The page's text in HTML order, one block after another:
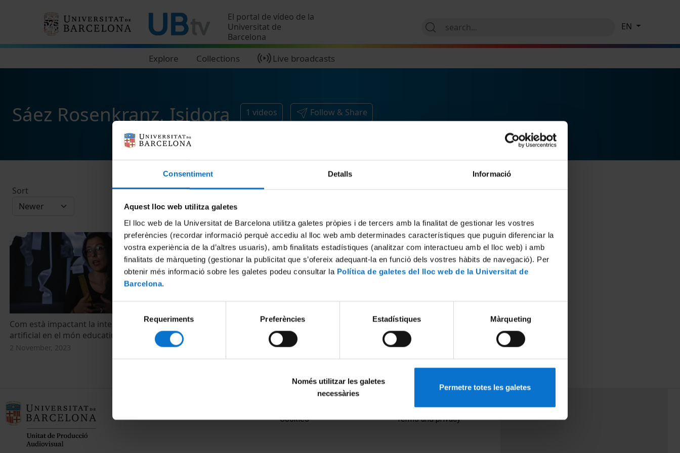
Consentiment Detalls Informació
Aquest lloc web utilitza galetes
El lloc web de la Universitat de Barcelona utilitza galetes pròpies i de tercers amb la finalitat de gestionar les vostres
preferències (recordar informació perquè accediu al lloc web amb determinades característiques que puguin diferenciar la
vostra experiència de la d’altres usuaris), amb finalitats estadístiques (analitzar com interactueu amb el lloc web) i amb
finalitats de màrqueting (gestionar la publicitat que s’ofereix adequant-la en funció dels vostres hàbits de navegació). Per
obtenir més informació sobre les galetes podeu consultar la Política de galetes del lloc web de la Universitat de
Barcelona.
consentiment
Requeriments Preferències Estadístiques Màrqueting
Només utilitzar les galetes
necessàries
Permetre totes les galetes
El portal de vídeo de la
Universitat de
Barcelona
Explore Collections Live broadcasts
EN
Sáez Rosenkranz, Isidora 1 videos Follow & Share
Sort
Com està impactant la intel·ligència
artificial en el món educatiu?
2 November, 2023
Cookies
Terms and privacy